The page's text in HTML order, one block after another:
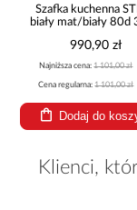
Szafka kuchenna
biały mat/biały 80d
990,90 zł
Najniższa cena:1 101,00 zł
Cena regularna:1 101,00 zł
Dodaj do
Klienci,